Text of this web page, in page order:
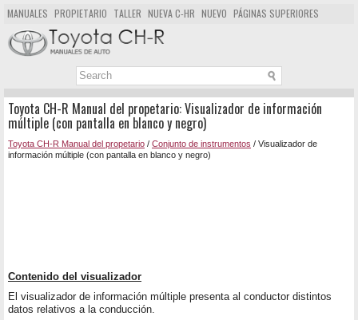
MANUALES PROPIETARIO TALLER NUEVA C-HR NUEVO PÁGINAS SUPERIORES
MAPA DEL SITIO
BUSCAR
Toyota CH-R Manual del propetario: Visualizador de información
múltiple (con pantalla en blanco y negro)
Toyota CH-R Manual del propetario / Conjunto de instrumentos / Visualizador de
información múltiple (con pantalla en blanco y negro)
Contenido del visualizador
El visualizador de información múltiple presenta al conductor distintos
datos relativos a la conducción.